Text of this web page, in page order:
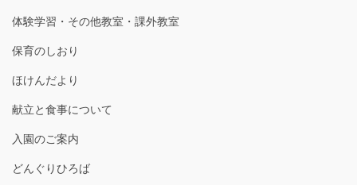
体験学習・その他教室・課外教室
保育のしおり
ほけんだより
献立と食事について
入園のご案内
どんぐりひろば